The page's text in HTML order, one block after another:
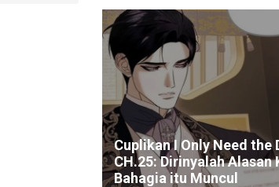
Cuplikan I Only Need the
CH.25: Dirinyalah Alasan
Bahagia itu Muncul